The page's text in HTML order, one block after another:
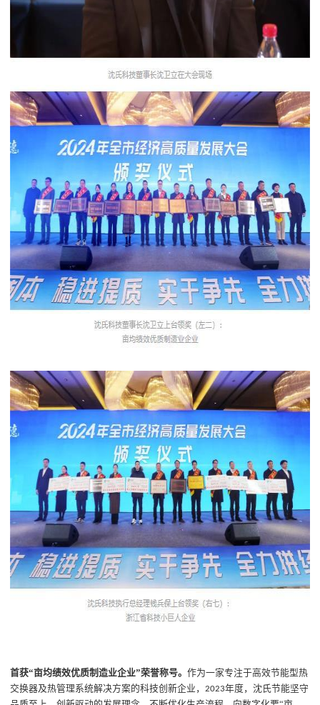
首获“亩均绩效优质制造业企业”荣誉称号。作为一家专注于高效节能型热
交换器及热管理系统解决方案的科技创新企业，2023年度，沈氏节能坚守